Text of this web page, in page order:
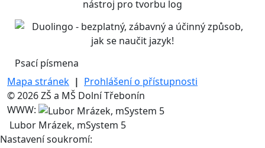
Psací písmena
Mapa stránek | Prohlášení o přístupnosti
© 2026 ZŠ a MŠ Dolní Třebonín
WWW:
Lubor Mrázek, mSystem 5
Nastavení soukromí: